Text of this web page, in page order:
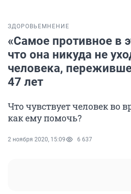
ЗДОРОВЬЕ МНЕНИЕ
«Самое противное в
что она никуда не
человека,
47 лет
Что чувствует человек во
как ему помочь?
2 ноября 2020, 15:09 6 637